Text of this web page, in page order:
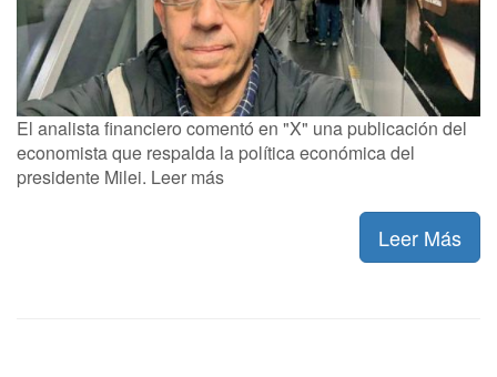
El analista financiero comentó en "X" una publicación del
economista que respalda la política económica del
presidente Milei. Leer más
Leer Más